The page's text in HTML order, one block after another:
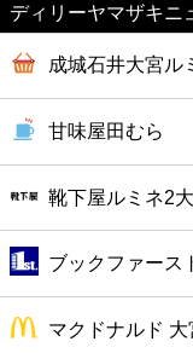
ショッピング
病院
ホテル
ディリーヤマザキニ
成城石井大宮ル
甘味屋田むら
靴下屋ルミネ2
ブックファース
マクドナルド